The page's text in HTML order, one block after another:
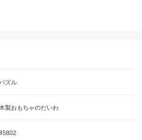
ズル
製おもちゃのだいわ